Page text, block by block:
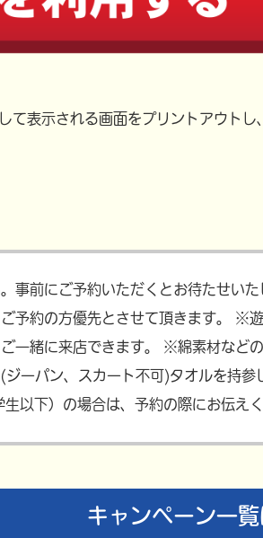
表示される画面をプリントアウトし
事前にご予約いただくとお待たせいた
予約の方優先とさせて頂きます。 ※
一緒に来店できます。 ※綿素材など
ーパン、スカート不可)タオルを持参
以下）の場合は、予約の際にお伝えく
キャンペーン一